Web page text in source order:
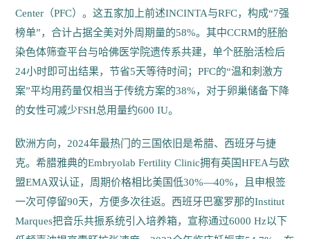
Center（PFC）。这五家加上前述INCINTA与RFC，构成“7强
榜单”，合计占据全美对外周期量的58%。其中CCRM的胚胎
染色体筛查平台与哈佛医学院遗传系共建，单个胚胎活检后
24小时即可出结果，节省5天等待时间；PFC的“温和刺激方
案”平均用药量仅相当于传统方案的38%，对于卵巢储备下降
的女性可减少FSH总用量约600 IU。
欧洲方向，2024年最热门的三国依旧是希腊、西班牙与捷
克。希腊雅典的Embryolab Fertility Clinic拥有英国HFEA与欧
盟EMA双认证，周期价格相比美国低30%—40%，且申根签
一次可停留90天，方便多次往返。西班牙巴塞罗那的Institut
Marques把音乐共振系统引入培养箱，宣称通过6000 Hz以下